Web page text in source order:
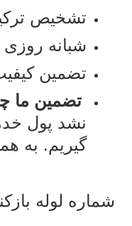
تشخیص
شبانه روزی
تضمین
تضمین ما
نشد پول
گیریم. به
شماره لوله بازکنی 350